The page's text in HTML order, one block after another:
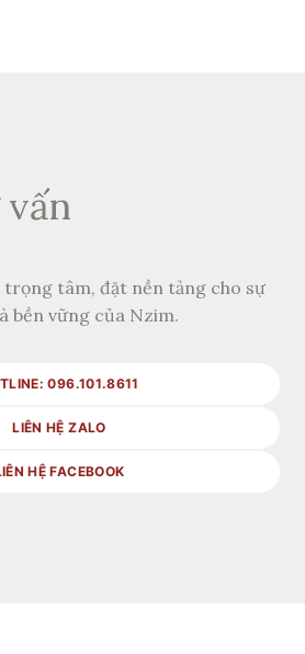
trọng tâm, đặt nền tảng cho sự
bền vững của Nzim.
096.101.8611
LIÊN HỆ ZALO
HỆ FACEBOOK